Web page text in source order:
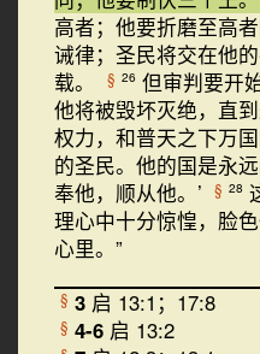
高者；他要折磨至高
诫律；圣民将交在他
载。
§ 26 但审判要开
他将被毁坏灭绝，直到
权力，和普天之下万
的圣民。他的国是永
奉他，顺从他。’
§ 28
理心中十分惊惶，脸
心里。”
§ 3 启 13:1；17:8
§ 4-6 启 13:2